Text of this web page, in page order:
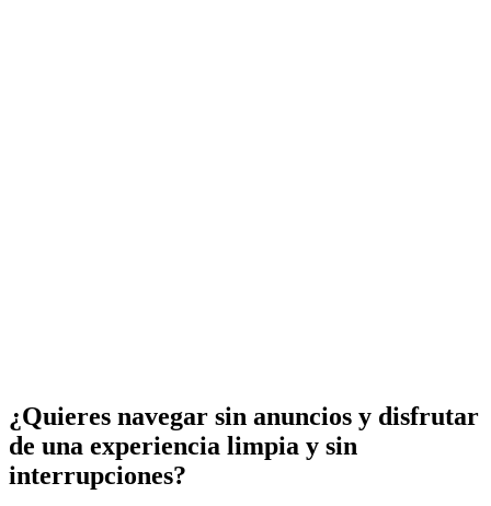
¿Quieres navegar sin anuncios y disfrutar
de una experiencia limpia y sin
interrupciones?